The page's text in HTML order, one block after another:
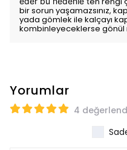
bir sorun yaşamazsınız,
yada gömlek ile kalçayı
kombinleyeceklerse gönül
Yorumlar
4